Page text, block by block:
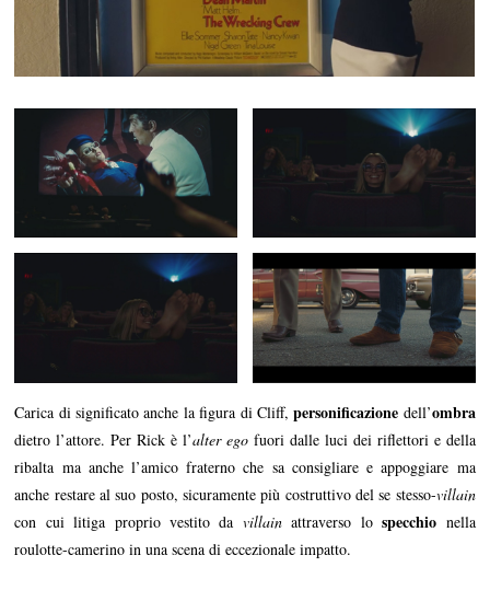
Carica di significato anche la figura di Cliff,personificazione dell’ombra
dietro l’attore. Per Rick è l’alter ego fuori dalle luci dei riflettori e della
ribalta ma anche l’amico fraterno che sa consigliare e appoggiare ma
anche restare al suo posto, sicuramente più costruttivo del se stesso-villain
con cui litiga proprio vestito da villainattraverso lospecchio nella
roulotte-camerino in una scena di eccezionale impatto.